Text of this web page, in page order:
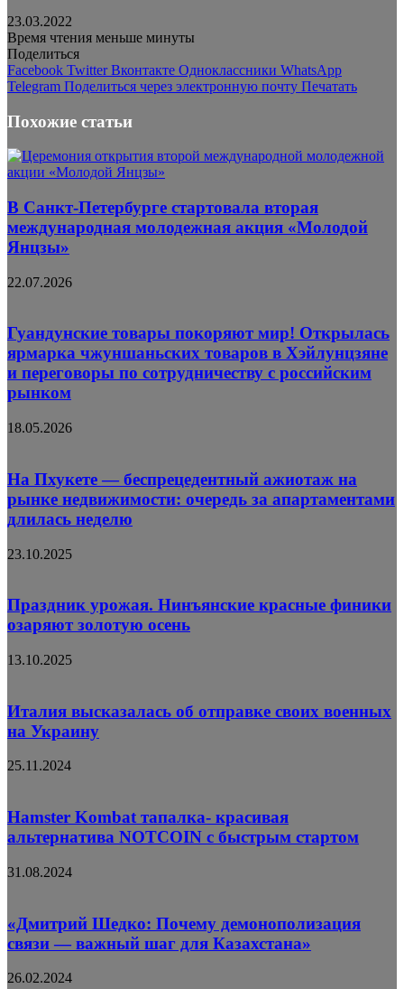
23.03.2022
Время чтения меньше минуты
Поделиться
Facebook Twitter Вконтакте Одноклассники WhatsApp
Telegram Поделиться через электронную почту Печатать
Похожие статьи
В Санкт-Петербурге стартовала вторая
международная молодежная акция «Молодой
Янцзы»
22.07.2026
Гуандунские товары покоряют мир! Открылась
ярмарка чжуншаньских товаров в Хэйлунцзяне
и переговоры по сотрудничеству с российским
рынком
18.05.2026
На Пхукете — беспрецедентный ажиотаж на
рынке недвижимости: очередь за апартаментами
длилась неделю
23.10.2025
Праздник урожая. Нинъянские красные финики
озаряют золотую осень
13.10.2025
Италия высказалась об отправке своих военных
на Украину
25.11.2024
Hamster Kombat тапалка- красивая
альтернатива NOTCOIN с быстрым стартом
31.08.2024
«Дмитрий Шедко: Почему демонополизация
связи — важный шаг для Казахстана»
26.02.2024